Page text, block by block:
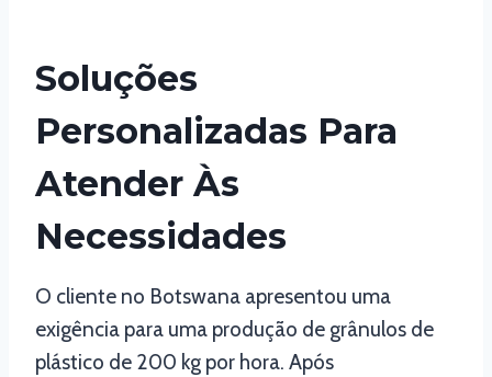
Soluções
Personalizadas Para
Atender Às
Necessidades
O cliente no Botswana apresentou uma
exigência para uma produção de grânulos de
plástico de 200 kg por hora. Após